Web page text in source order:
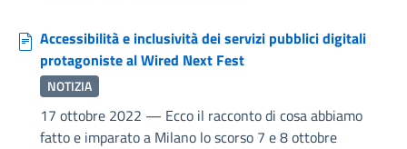
Accessibilità e inclusività dei servizi pubblici digitali
protagoniste al Wired Next Fest
NOTIZIA
17 ottobre 2022 — Ecco il racconto di cosa abbiamo
fatto e imparato a Milano lo scorso 7 e 8 ottobre